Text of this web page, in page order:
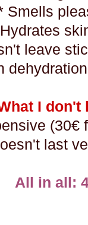
Smells
leave
I
(30€
last
All in all: